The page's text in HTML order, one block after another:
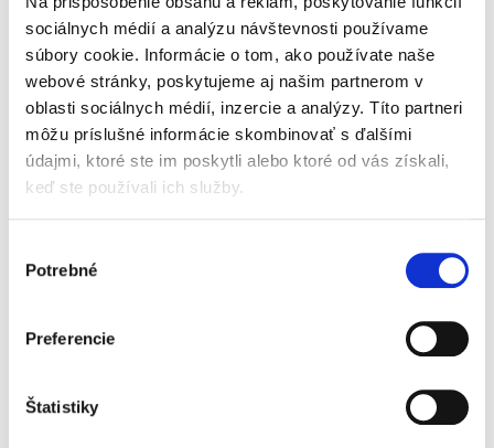
sociálnych médií a analýzu návštevnosti používame
súbory cookie. Informácie o tom, ako používate naše
webové stránky, poskytujeme aj našim partnerom v
oblasti sociálnych médií, inzercie a analýzy. Títo partneri
môžu príslušné informácie skombinovať s ďalšími
údajmi, ktoré ste im poskytli alebo ktoré od vás získali,
keď ste používali ich služby.
súhlasu
Potrebné
Preferencie
Štatistiky
Monografia pútavo spracováva drogové delikty
v právnom poriadku Slovenskej republiky a
porovnáva ich s právnou úpravou iných
členských štátov Európskej únie. Autor
zohľadňuje historické aspekty,...
Compliance a
79,00 €